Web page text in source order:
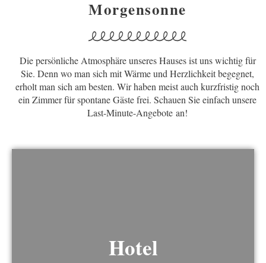
Morgensonne
Die persönliche Atmosphäre unseres Hauses ist uns wichtig für
Sie. Denn wo man sich mit Wärme und Herzlichkeit begegnet,
erholt man sich am besten. Wir haben meist auch kurzfristig noch
ein Zimmer für spontane Gäste frei. Schauen Sie einfach unsere
Last-Minute-Angebote an!
Hotel